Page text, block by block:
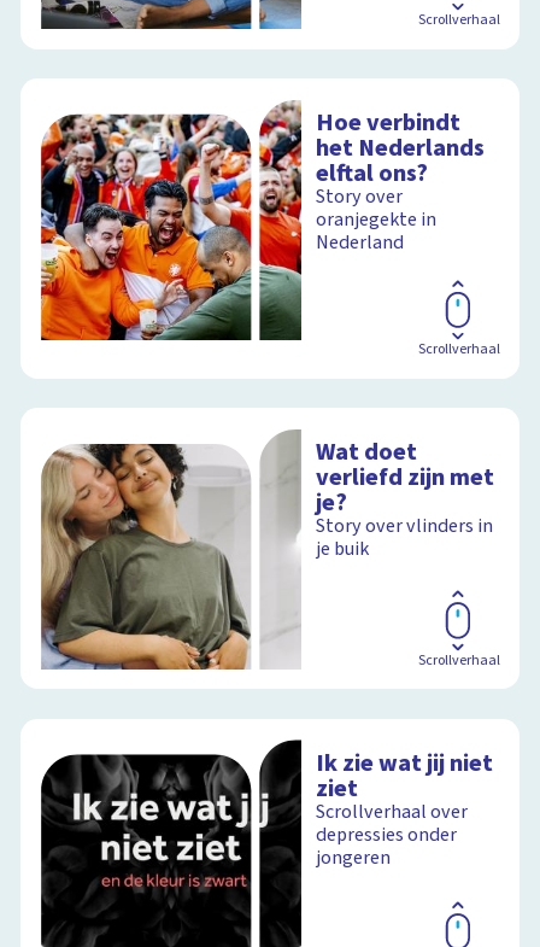
Scrollverhaal
Hoe verbindt
het Nederlands
elftal ons?
Story over
oranjegekte in
Nederland
Scrollverhaal
Wat doet
verliefd zijn met
je?
Story over vlinders in
je buik
Scrollverhaal
Ik zie wat jij niet
ziet
Scrollverhaal over
depressies onder
jongeren